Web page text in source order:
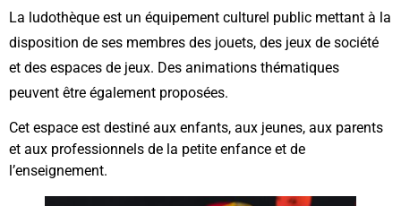
La ludothèque est un équipement culturel public mettant à la
disposition de ses membres des jouets, des jeux de société
et des espaces de jeux. Des animations thématiques
peuvent être également proposées.
Cet espace est destiné aux enfants, aux jeunes, aux parents
et aux professionnels de la petite enfance et de
l’enseignement.